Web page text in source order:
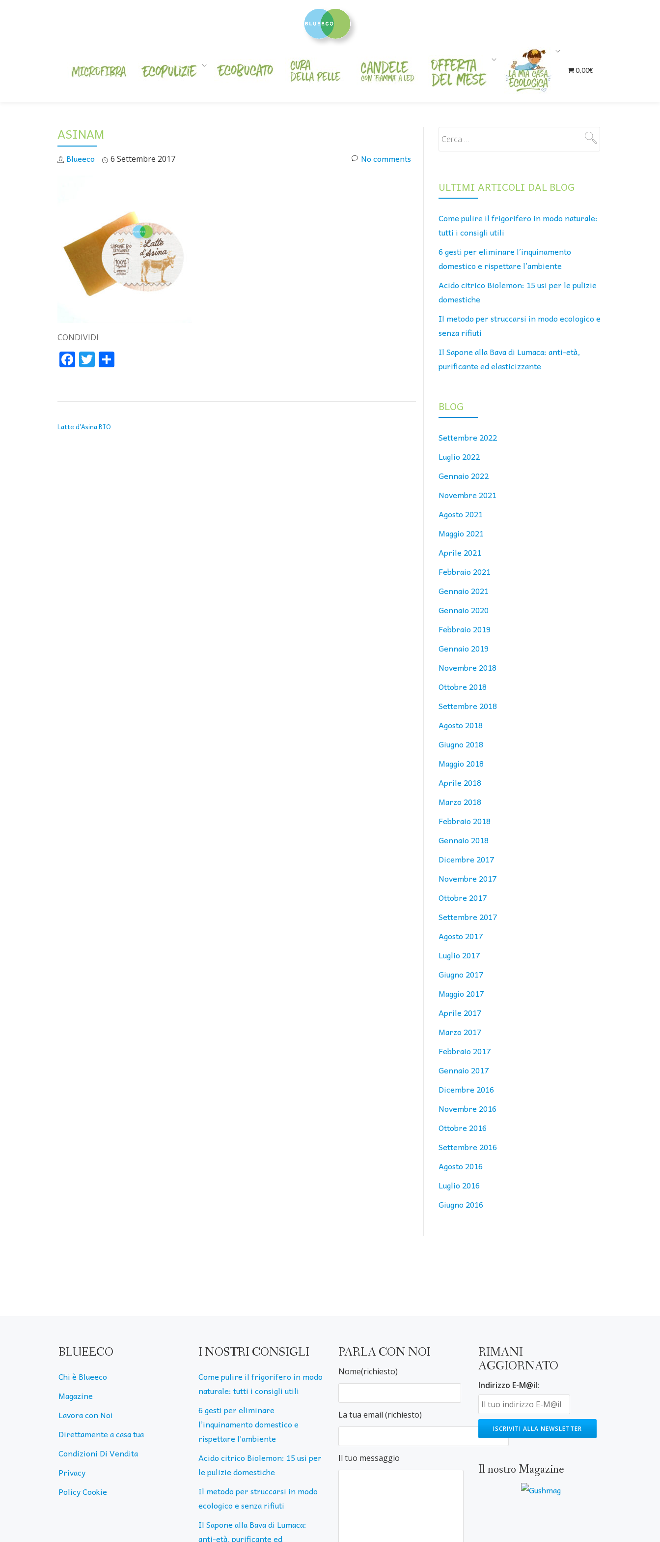
0,00€
ASINAM
Blueeco 6 Settembre 2017 No comments
CONDIVIDI
FacebookTwitter
Latte d’Asina BIO
ULTIMI ARTICOLI DAL BLOG
Come pulire il frigorifero in modo naturale:
tutti i consigli utili
6 gesti per eliminare l’inquinamento
domestico e rispettare l’ambiente
Acido citrico Biolemon: 15 usi per le pulizie
domestiche
Il metodo per struccarsi in modo ecologico e
senza rifiuti
Il Sapone alla Bava di Lumaca: anti-età,
purificante ed elasticizzante
BLOG
Settembre 2022
Luglio 2022
Gennaio 2022
Novembre 2021
Agosto 2021
Maggio 2021
Aprile 2021
Febbraio 2021
Gennaio 2021
Gennaio 2020
Febbraio 2019
Gennaio 2019
Novembre 2018
Ottobre 2018
Settembre 2018
Agosto 2018
Giugno 2018
Maggio 2018
Aprile 2018
Marzo 2018
Febbraio 2018
Gennaio 2018
Dicembre 2017
Novembre 2017
Ottobre 2017
Settembre 2017
Agosto 2017
Luglio 2017
Giugno 2017
Maggio 2017
Aprile 2017
Marzo 2017
Febbraio 2017
Gennaio 2017
Dicembre 2016
Novembre 2016
Ottobre 2016
Settembre 2016
Agosto 2016
Luglio 2016
Giugno 2016
BLUEECO
Chi è Blueeco
Magazine
Lavora con Noi
Direttamente a casa tua
Condizioni Di Vendita
Privacy
Policy Cookie
I NOSTRI CONSIGLI
Come pulire il frigorifero in modo
naturale: tutti i consigli utili
6 gesti per eliminare
l’inquinamento domestico e
rispettare l’ambiente
Acido citrico Biolemon: 15 usi per
le pulizie domestiche
Il metodo per struccarsi in modo
ecologico e senza rifiuti
Il Sapone alla Bava di Lumaca:
anti-età, purificante ed
PARLA CON NOI
Nome(richiesto)
La tua email (richiesto)
Il tuo messaggio
RIMANI
AGGIORNATO
Indirizzo E-M@il:
Il nostro Magazine